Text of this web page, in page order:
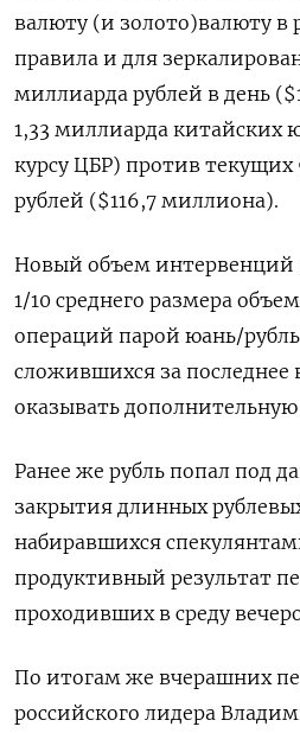
валюту (и золото)валюту в
правила и для
миллиарда рублей в день
1,33 миллиарда китайских
курсу ЦБР) против
рублей ($116,7 миллиона).
Новый объем интервенций
1/10 среднего размера
операций парой юань/
сложившихся за
оказывать
Ранее же рубль попал под
закрытия длинных
набиравшихся
продуктивный результат
проходивших в среду
По итогам же вчерашних
российского лидера